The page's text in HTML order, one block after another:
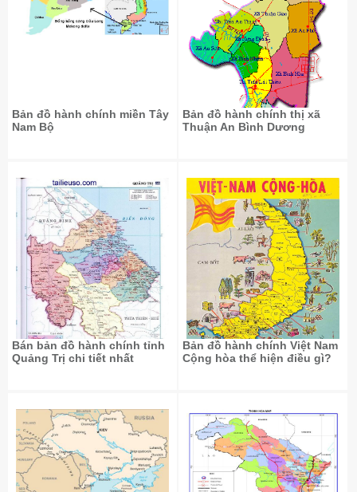
Bản đồ hành chính miền Tây
Nam Bộ
Bản đồ hành chính thị xã
Thuận An Bình Dương
Bán bản đồ hành chính tỉnh
Quảng Trị chi tiết nhất
Bản đồ hành chính Việt Nam
Cộng hòa thể hiện điều gì?